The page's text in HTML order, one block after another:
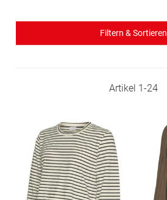
Filtern & Sortieren
Artikel 1-24